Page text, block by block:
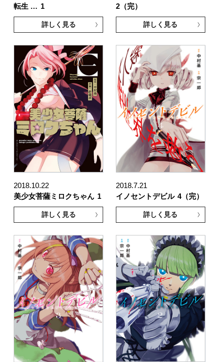
転生 … 1
詳しく見る
2（完）
詳しく見る
2018.10.22
美少女菩薩ミロクちゃん 1
詳しく見る
2018.7.21
イノセントデビル 4（完）
詳しく見る